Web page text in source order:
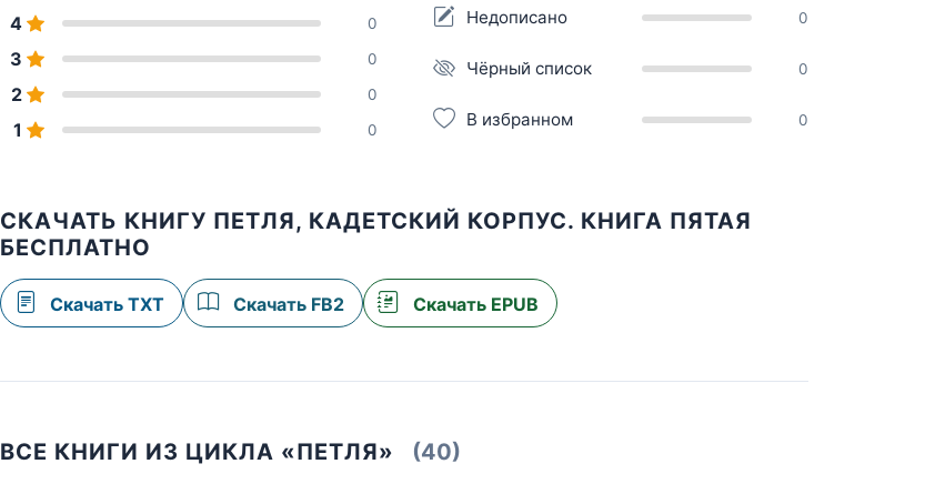
4 0
3 0
2 0
1 0
Недописано 0
Чёрный список 0
В избранном 0
СКАЧАТЬ КНИГУ ПЕТЛЯ, КАДЕТСКИЙ КОРПУС. КНИГА ПЯТАЯ
БЕСПЛАТНО
Скачать TXT Скачать FB2 Скачать EPUB
ВСЕ КНИГИ ИЗ ЦИКЛА «ПЕТЛЯ» (40)